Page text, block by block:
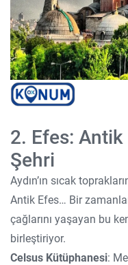
2. Efes: Antik
Şehri
Aydın’ın sıcak
Antik Efes… Bir
çağlarını yaşayan bu
birleştiriyor.
Celsus Kütüphanesi: